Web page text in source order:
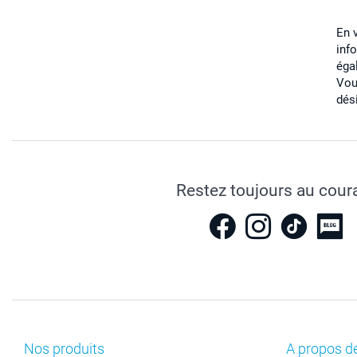
En
Restez toujours au
Nos produits A propos